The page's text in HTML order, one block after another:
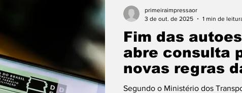
Câmara Municipal Cultura Municípios
24 clima Obras Escolas Eleições
Fim das
abre consulta
novas regras
Segundo o Ministério dos
primeiraimpressaor
3 de out. de 2025
1 min de